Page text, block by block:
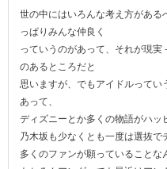
世の中にはいろんな考え方があ
っぱりみんな仲良く
っていうのがあって、それが現
のあるところだと
思いますが、でもアイドルって
あって、
ディズニーとか多くの物語がハッ
乃木坂も少なくとも一度は選抜
多くのファンが願っていることな